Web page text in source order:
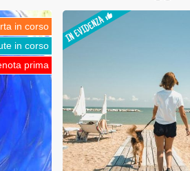
in corso
in corso
prima